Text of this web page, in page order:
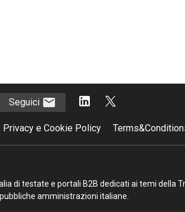
Seguici
Privacy e Cookie Policy
di testate e portali B2B dedicati ai temi della
amministrazioni italiane.